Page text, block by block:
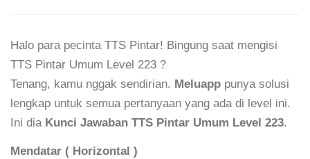
Halo para pecinta TTS Pintar! Bingung saat mengisi
TTS Pintar Umum Level 223 ?
Tenang, kamu nggak sendirian. Meluapp punya solusi
lengkap untuk semua pertanyaan yang ada di level ini.
Ini dia Kunci Jawaban TTS Pintar Umum Level 223.
Mendatar ( Horizontal )